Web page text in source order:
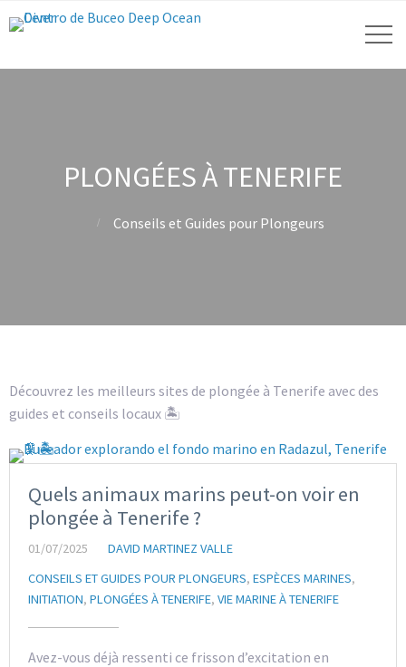
PLONGÉES À TENERIFE
Conseils et Guides pour Plongeurs
Découvrez les meilleurs sites de plongée à Tenerife avec des
guides et conseils locaux 🏝
Quels animaux marins peut-on voir en
plongée à Tenerife ?
01/07/2025
DAVID MARTINEZ VALLE
CONSEILS ET GUIDES POUR PLONGEURS, ESPÈCES MARINES,
INITIATION, PLONGÉES À TENERIFE, VIE MARINE À TENERIFE
Avez-vous déjà ressenti ce frisson d’excitation en